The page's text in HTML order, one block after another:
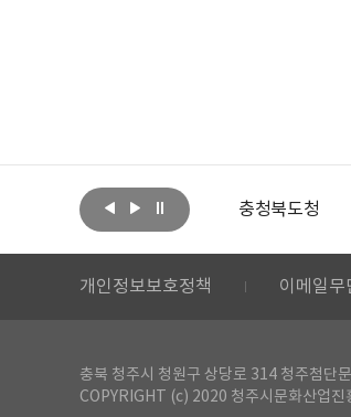
문화체육관광부 충청북도청
개인정보보호정책 이메일무
충북 청주시 청원구 상당로 314 청주첨
COPYRIGHT (c) 2020 청주시문화산업